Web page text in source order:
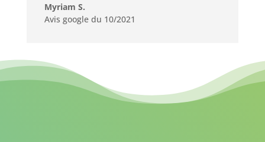
Myriam S.
Avis google du 10/2021